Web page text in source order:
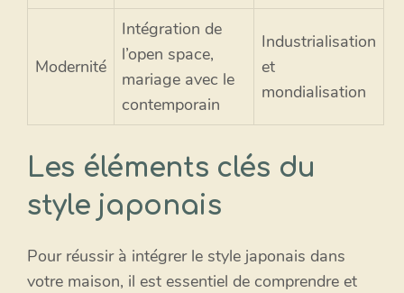
Modernité
Intégration de
l’open space,
mariage avec le
contemporain
Industrialisation
et
mondialisation
Les éléments clés du
style japonais
Pour réussir à intégrer le style japonais dans
votre maison, il est essentiel de comprendre et